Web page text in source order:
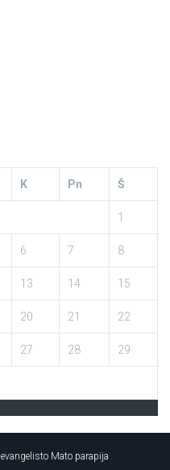
K Pn Š
1
6 7 8
13 14 15
20 21 22
27 28 29
Mato parapija